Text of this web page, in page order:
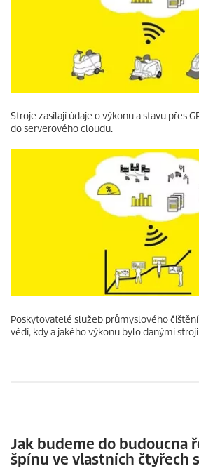
Stroje zasílají údaje o výkonu a stavu přes
do serverového cloudu.
Poskytovatelé služeb průmyslového
vědí, kdy a jakého výkonu bylo danými
Jak budeme do budoucna
špínu ve vlastních čtyřech